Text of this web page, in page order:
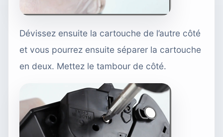
Dévissez ensuite la cartouche de l’autre côté
et vous pourrez ensuite séparer la cartouche
en deux. Mettez le tambour de côté.